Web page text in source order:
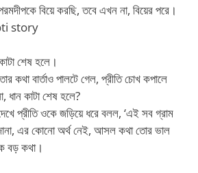
বিয়ে করছি, তবে এখন না, বিয়ের পরে।
story
শেষ হলে।
কথা বার্তাও পালটে গেল, প্রীতি চোখ কপালে
ধান কাটা শেষ হলে?
প্রীতি ওকে জড়িয়ে ধরে বলল, ‘এই সব গ্রাম
এর কোনো অর্থ নেই, আসল কথা তোর ভাল
বড় কথা।